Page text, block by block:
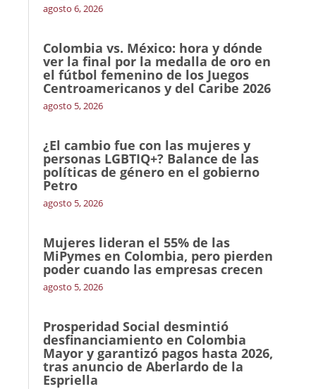
agosto 6, 2026
Colombia vs. México: hora y dónde
ver la final por la medalla de oro en
el fútbol femenino de los Juegos
Centroamericanos y del Caribe 2026
agosto 5, 2026
¿El cambio fue con las mujeres y
personas LGBTIQ+? Balance de las
políticas de género en el gobierno
Petro
agosto 5, 2026
Mujeres lideran el 55% de las
MiPymes en Colombia, pero pierden
poder cuando las empresas crecen
agosto 5, 2026
Prosperidad Social desmintió
desfinanciamiento en Colombia
Mayor y garantizó pagos hasta 2026,
tras anuncio de Aberlardo de la
Espriella